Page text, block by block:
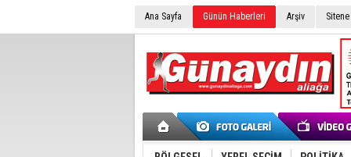
Ana Sayfa Günün Haberleri Arşiv